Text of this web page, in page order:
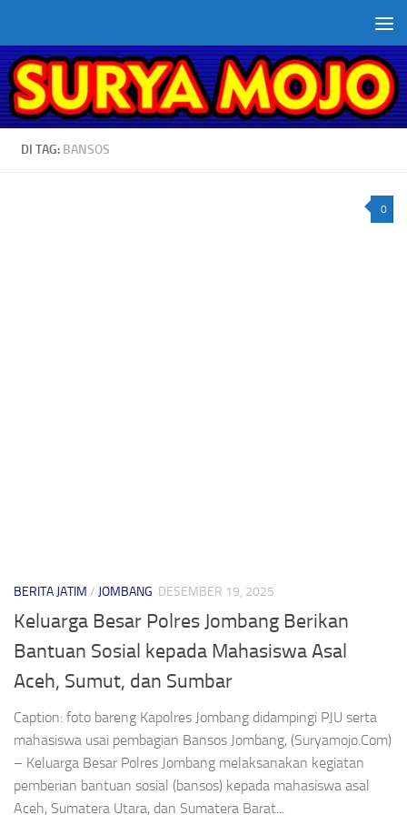
DI TAG: BANSOS
0
BERITA JATIM / JOMBANG DESEMBER 19, 2025
Keluarga Besar Polres Jombang Berikan
Bantuan Sosial kepada Mahasiswa Asal
Aceh, Sumut, dan Sumbar
Caption: foto bareng Kapolres Jombang didampingi PJU serta
mahasiswa usai pembagian Bansos Jombang, (Suryamojo.Com)
– Keluarga Besar Polres Jombang melaksanakan kegiatan
pemberian bantuan sosial (bansos) kepada mahasiswa asal
Aceh, Sumatera Utara, dan Sumatera Barat...